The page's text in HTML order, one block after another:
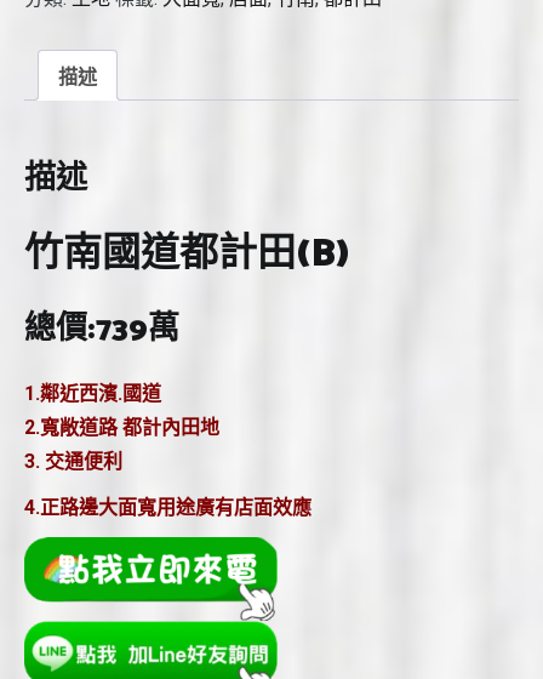
田
描述
描述
竹南國道都計田(B)
總價:739萬
1.鄰近西濱.國道
2.寬敞道路 都計內田地
3. 交通便利
4.正路邊大面寬用途廣有店面效應